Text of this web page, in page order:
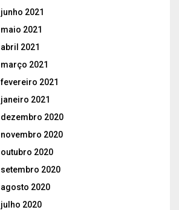
junho 2021
maio 2021
abril 2021
março 2021
fevereiro 2021
janeiro 2021
dezembro 2020
novembro 2020
outubro 2020
setembro 2020
agosto 2020
julho 2020